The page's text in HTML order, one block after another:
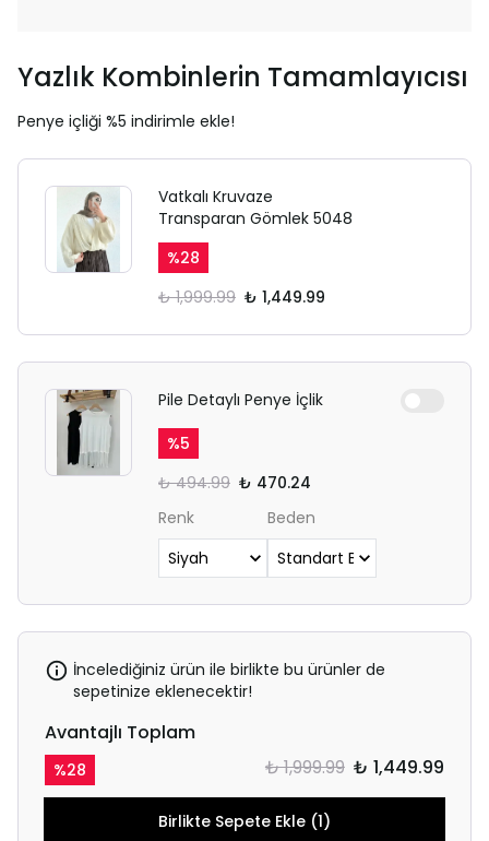
Yazlık Kombinlerin Tamamlayıcısı
Penye içliği %5 indirimle ekle!
Vatkalı Kruvaze
Transparan Gömlek 5048
%28
₺ 1,999.99 ₺ 1,449.99
Pile Detaylı Penye İçlik
%5
₺ 494.99 ₺ 470.24
Renk
Beden
İncelediğiniz ürün ile birlikte bu ürünler de
sepetinize eklenecektir!
Avantajlı Toplam
%28 ₺ 1,999.99 ₺ 1,449.99
Birlikte Sepete Ekle (1)